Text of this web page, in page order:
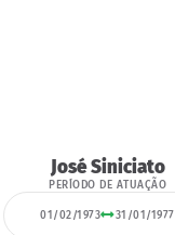
José Siniciato
PERÍODO DE ATUAÇÃO
01/02/1973 31/01/1977